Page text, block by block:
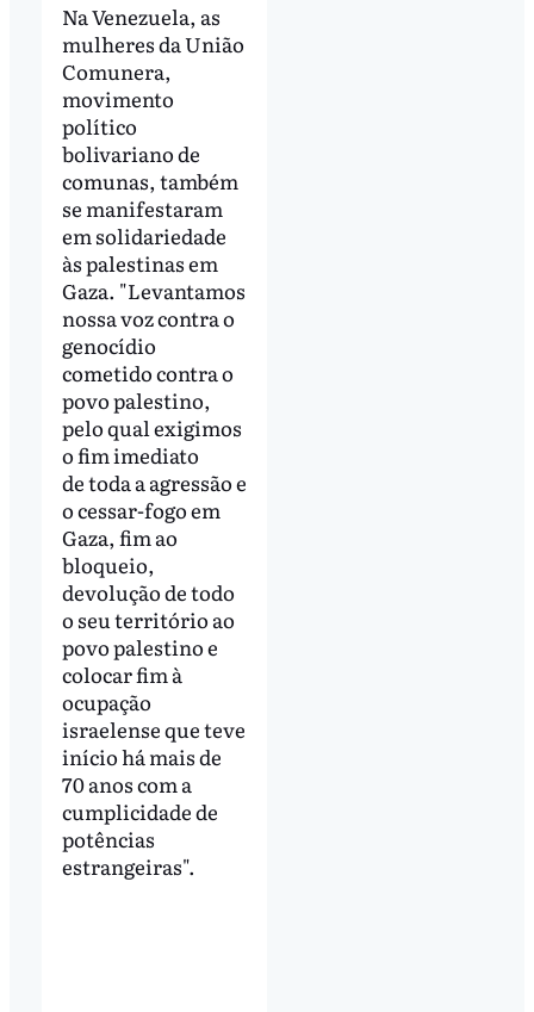
Na Venezuela, as
mulheres da União
Comunera,
movimento
político
bolivariano de
comunas, também
se manifestaram
em solidariedade
às palestinas em
Gaza. "Levantamos
nossa voz contra o
genocídio
cometido contra o
povo palestino,
pelo qual exigimos
o fim imediato
de toda a agressão e
o cessar-fogo em
Gaza, fim ao
bloqueio,
devolução de todo
o seu território ao
povo palestino e
colocar fim à
ocupação
israelense que teve
início há mais de
70 anos com a
cumplicidade de
potências
estrangeiras".